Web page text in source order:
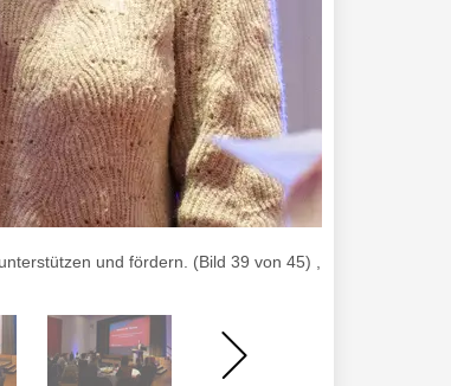
und fördern. (Bild 39 von 45) , Foto von